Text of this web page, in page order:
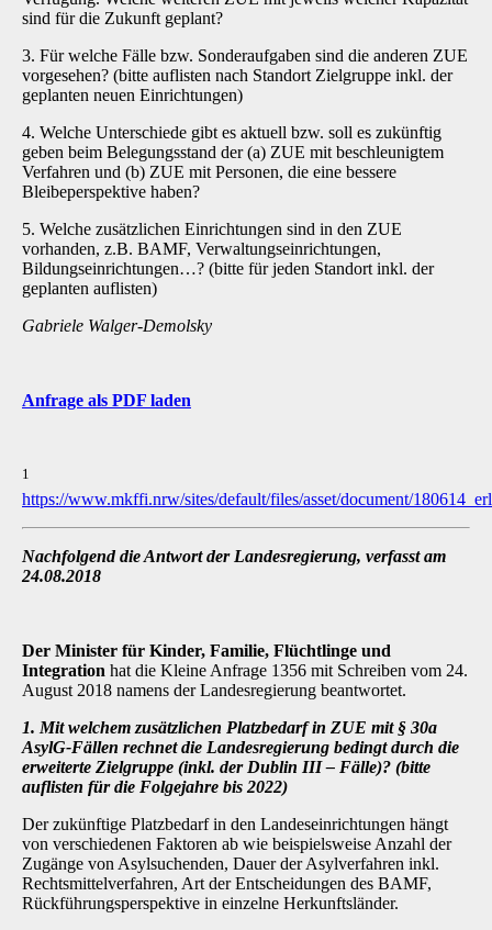
sind für die Zukunft geplant?
3. Für welche Fälle bzw. Sonderaufgaben sind die anderen ZUE
vorgesehen? (bitte auflisten nach Standort Zielgruppe inkl. der
geplanten neuen Einrichtungen)
4. Welche Unterschiede gibt es aktuell bzw. soll es zukünftig
geben beim Belegungsstand der (a) ZUE mit beschleunigtem
Verfahren und (b) ZUE mit Personen, die eine bessere
Bleibeperspektive haben?
5. Welche zusätzlichen Einrichtungen sind in den ZUE
vorhanden, z.B. BAMF, Verwaltungseinrichtungen,
Bildungseinrichtungen…? (bitte für jeden Standort inkl. der
geplanten auflisten)
Gabriele Walger-Demolsky
Anfrage als PDF laden
1
https://www.mkffi.nrw/sites/default/files/asset/document/
Nachfolgend die Antwort der Landesregierung, verfasst am
24.08.2018
Der Minister für Kinder, Familie, Flüchtlinge und
Integration hat die Kleine Anfrage 1356 mit Schreiben vom 24.
August 2018 namens der Landesregierung beantwortet.
1. Mit welchem zusätzlichen Platzbedarf in ZUE mit § 30a
AsylG-Fällen rechnet die Landesregierung bedingt durch die
erweiterte Zielgruppe (inkl. der Dublin III– Fälle)? (bitte
auflisten für die Folgejahre bis 2022)
Der zukünftige Platzbedarf in den Landeseinrichtungen hängt
von verschiedenen Faktoren ab wie beispielsweise Anzahl der
Zugänge von Asylsuchenden, Dauer der Asylverfahren inkl.
Rechtsmittelverfahren, Art der Entscheidungen des BAMF,
Rückführungsperspektive in ein­zelne Herkunftsländer.